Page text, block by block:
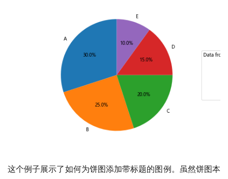
这个例子展示了如何为饼图添加带标题的图例。虽然饼图本